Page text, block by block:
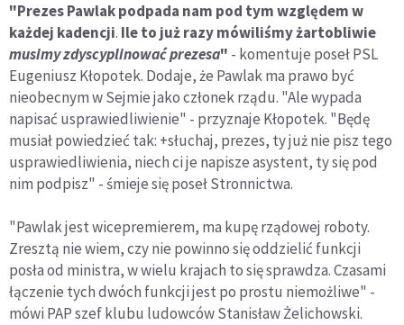
"Prezes Pawlak podpada nam pod tym względem w
każdej kadencji. Ile to już razy mówiliśmy żartobliwie
musimy zdyscyplinować prezesa" - komentuje poseł PSL
Eugeniusz Kłopotek. Dodaje, że Pawlak ma prawo być
nieobecnym w Sejmie jako członek rządu. "Ale wypada
napisać usprawiedliwienie" - przyznaje Kłopotek. "Będę
musiał powiedzieć tak: +słuchaj, prezes, ty już nie pisz tego
usprawiedliwienia, niech ci je napisze asystent, ty się pod
nim podpisz" - śmieje się poseł Stronnictwa.
"Pawlak jest wicepremierem, ma kupę rządowej roboty.
Zresztą nie wiem, czy nie powinno się oddzielić funkcji
posła od ministra, w wielu krajach to się sprawdza. Czasami
łączenie tych dwóch funkcji jest po prostu niemożliwe" -
mówi PAP szef klubu ludowców Stanisław Żelichowski.